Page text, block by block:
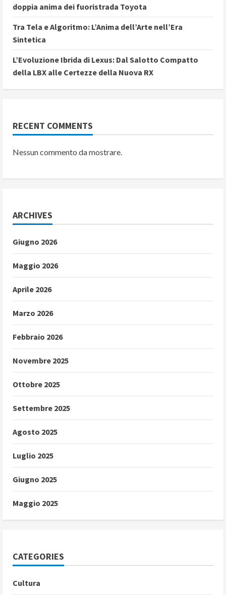
doppia anima dei fuoristrada Toyota
Tra Tela e Algoritmo: L’Anima dell’Arte nell’Era
Sintetica
L’Evoluzione Ibrida di Lexus: Dal Salotto Compatto
della LBX alle Certezze della Nuova RX
RECENT COMMENTS
Nessun commento da mostrare.
ARCHIVES
Giugno 2026
Maggio 2026
Aprile 2026
Marzo 2026
Febbraio 2026
Novembre 2025
Ottobre 2025
Settembre 2025
Agosto 2025
Luglio 2025
Giugno 2025
Maggio 2025
CATEGORIES
Cultura